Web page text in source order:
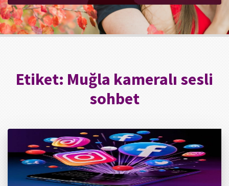
Etiket: Muğla kameralı sesli
sohbet